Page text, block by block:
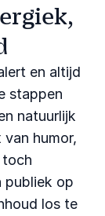
en altijd
stappen
natuurlijk
humor,
toch
publiek op
los te